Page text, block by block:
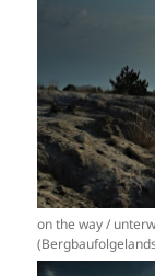
on the way /